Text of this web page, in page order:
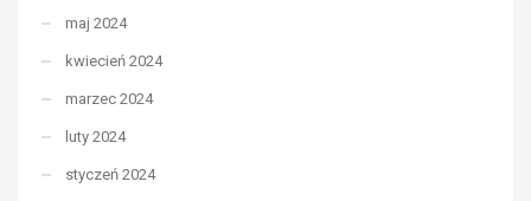
maj 2024
kwiecień 2024
marzec 2024
luty 2024
styczeń 2024